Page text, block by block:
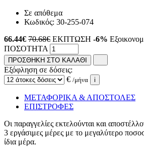
Σε απόθεμα
Κωδικός: 30-255-074
66.44€ 70.68€ ΕΚΠΤΩΣΗ -6%
ΠΟΣΟΤΗΤΑ
ΠΡΟΣΘΗΚΗ ΣΤΟ ΚΑΛΑΘΙ
Εξόφληση σε δόσεις:
€ /μήνα i
ΜΕΤΑΦΟΡΙΚΑ & ΑΠΟΣΤΟΛΕΣ
ΕΠΙΣΤΡΟΦΕΣ
Οι παραγγελίες εκτελούνται και
3 εργάσιμες μέρες με το μεγαλύτερο
ίδια μέρα.